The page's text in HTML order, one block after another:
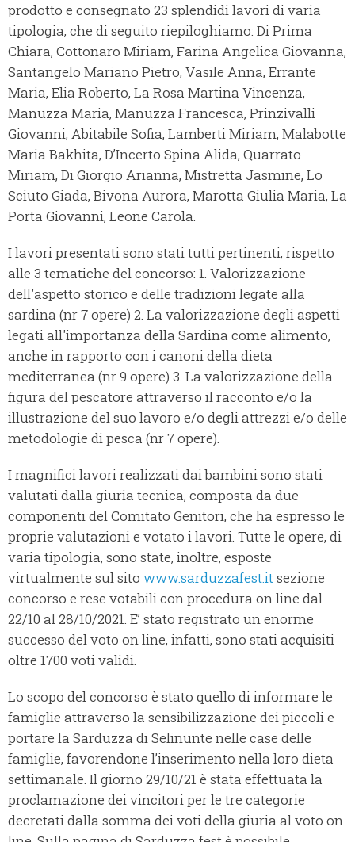
prodotto e consegnato 23 splendidi lavori di varia
tipologia, che di seguito riepiloghiamo: Di Prima
Chiara, Cottonaro Miriam, Farina Angelica Giovanna,
Santangelo Mariano Pietro, Vasile Anna, Errante
Maria, Elia Roberto, La Rosa Martina Vincenza,
Manuzza Maria, Manuzza Francesca, Prinzivalli
Giovanni, Abitabile Sofia, Lamberti Miriam, Malabotte
Maria Bakhita, D’Incerto Spina Alida, Quarrato
Miriam, Di Giorgio Arianna, Mistretta Jasmine, Lo
Sciuto Giada, Bivona Aurora, Marotta Giulia Maria, La
Porta Giovanni, Leone Carola.
I lavori presentati sono stati tutti pertinenti, rispetto
alle 3 tematiche del concorso: 1. Valorizzazione
dell'aspetto storico e delle tradizioni legate alla
sardina (nr 7 opere) 2. La valorizzazione degli aspetti
legati all'importanza della Sardina come alimento,
anche in rapporto con i canoni della dieta
mediterranea (nr 9 opere) 3. La valorizzazione della
figura del pescatore attraverso il racconto e/o la
illustrazione del suo lavoro e/o degli attrezzi e/o delle
metodologie di pesca (nr 7 opere).
I magnifici lavori realizzati dai bambini sono stati
valutati dalla giuria tecnica, composta da due
componenti del Comitato Genitori, che ha espresso le
proprie valutazioni e votato i lavori. Tutte le opere, di
varia tipologia, sono state, inoltre, esposte
virtualmente sul sito www.sarduzzafest.itsezione
concorso e rese votabili con procedura on line dal
22/10 al 28/10/2021. E’ stato registrato un enorme
successo del voto on line, infatti, sono stati acquisiti
oltre 1700 voti validi.
Lo scopo del concorso è stato quello di informare le
famiglie attraverso la sensibilizzazione dei piccoli e
portare la Sarduzza di Selinunte nelle case delle
famiglie, favorendone l’inserimento nella loro dieta
settimanale. Il giorno 29/10/21 è stata effettuata la
proclamazione dei vincitori per le tre categorie
decretati dalla somma dei voti della giuria al voto on